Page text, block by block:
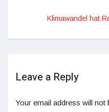
Klimawandel hat
Leave a Reply
Your email address will not